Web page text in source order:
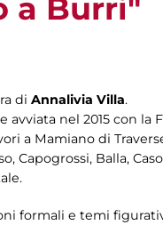
a Burri"
di Annalivia Villa.
nel 2015 con
a Mamiano di
Capogrossi, Balla,
formali e temi